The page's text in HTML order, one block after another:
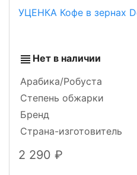
УЦЕНКА Кофе в зернах
Нет в наличии
Арабика/Робуста
Степень обжарки
Бренд
Страна-изготовитель
2 290